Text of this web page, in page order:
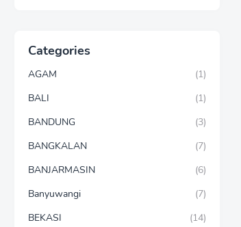
Categories
AGAM
(1)
BALI
(1)
BANDUNG
(3)
BANGKALAN
(7)
BANJARMASIN
(6)
Banyuwangi
(7)
BEKASI
(14)